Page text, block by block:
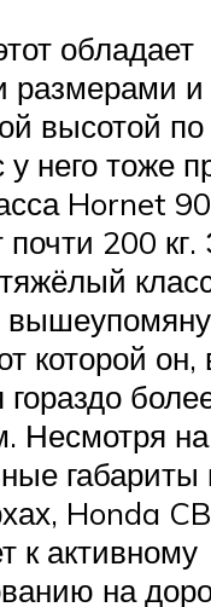
обладает
размерами и
высотой по
у него тоже
Hornet
почти 200 кг.
которой он,
гораздо
Несмотря на
Honda
к активному
на